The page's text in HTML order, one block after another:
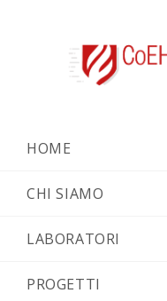
HOME
CHI SIAMO
LABORATORI
PROGETTI